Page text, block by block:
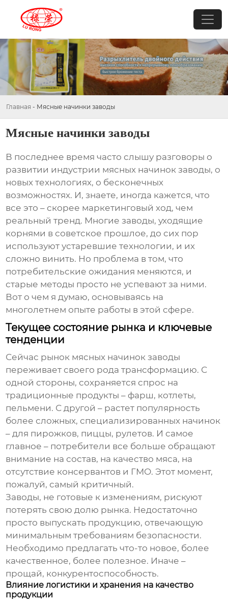
Главная - Мясные начинки заводы
Мясные начинки заводы
В последнее время часто слышу разговоры о
развитии индустрии мясных начинок заводы, о
новых технологиях, о бесконечных
возможностях. И, знаете, иногда кажется, что
все это – скорее маркетинговый ход, чем
реальный тренд. Многие заводы, уходящие
корнями в советское прошлое, до сих пор
используют устаревшие технологии, и их
сложно винить. Но проблема в том, что
потребительские ожидания меняются, и
старые методы просто не успевают за ними.
Вот о чем я думаю, основываясь на
многолетнем опыте работы в этой сфере.
Текущее состояние рынка и ключевые
тенденции
Сейчас рынок мясных начинок заводы
переживает своего рода трансформацию. С
одной стороны, сохраняется спрос на
традиционные продукты – фарш, котлеты,
пельмени. С другой – растет популярность
более сложных, специализированных начинок
– для пирожков, пиццы, рулетов. И самое
главное – потребители все больше обращают
внимание на состав, на качество мяса, на
отсутствие консервантов и ГМО. Этот момент,
пожалуй, самый критичный.
Заводы, не готовые к изменениям, рискуют
потерять свою долю рынка. Недостаточно
просто выпускать продукцию, отвечающую
минимальным требованиям безопасности.
Необходимо предлагать что-то новое, более
качественное, более полезное. Иначе –
прощай, конкурентоспособность.
Влияние логистики и хранения на качество
продукции